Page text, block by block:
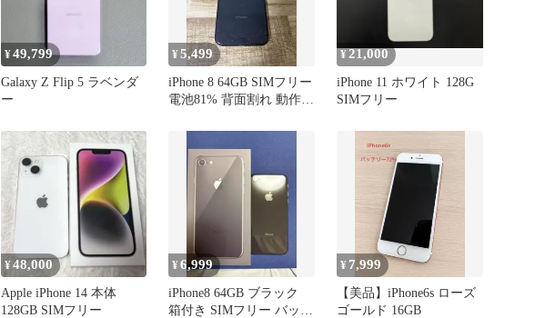
¥49,799
Galaxy Z Flip 5 ラベンダ
ー
¥5,499
iPhone 8 64GB SIMフリー
電池81% 背面割れ 動作良
¥ 21,000
iPhone 11 ホワイト 128G
SIMフリー
¥48,000
Apple iPhone 14 本体
128GB SIMフリー
¥6,999
iPhone8 64GB ブラック
箱付き SIMフリー バッテ
¥ 7,999
【美品】iPhone6s ローズ
ゴールド 16GB